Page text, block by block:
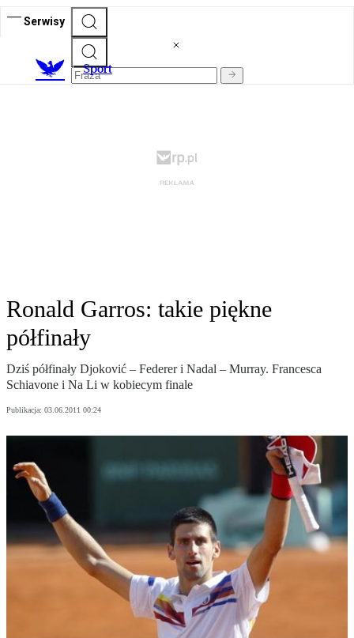
Serwisy
Sport
Ronald Garros: takie piękne
półfinały
Dziś półfinały Djoković – Federer i Nadal – Murray. Francesca
Schiavone i Na Li w kobiecym finale
Publikacja: 03.06.2011 00:24